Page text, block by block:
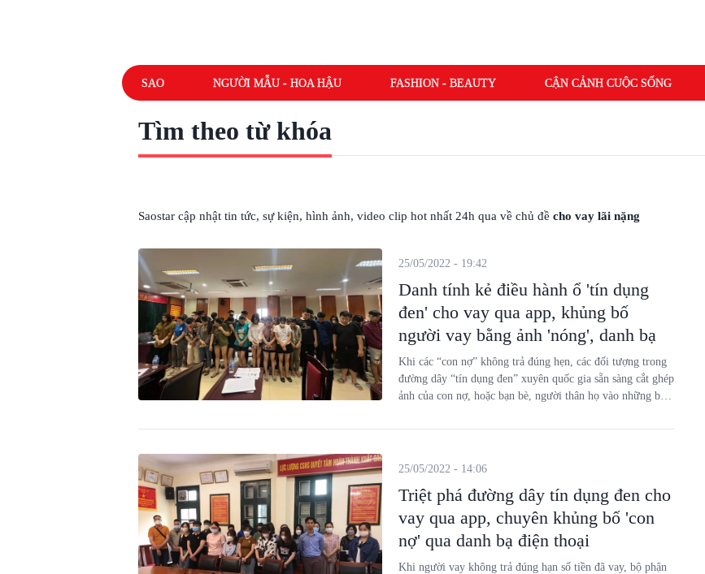
SAO NGƯỜI MẪU - HOA HẬU FASHION - BEAUTY CẬN CẢNH CUỘC SỐNG
Tìm theo từ khóa
Saostar cập nhật tin tức, sự kiện, hình ảnh, video clip hot nhất 24h qua về chủ đề cho vay lãi nặng
Danh tính kẻ điều hành ổ 'tín dụng
đen' cho vay qua app, khủng bố
người vay bằng ảnh 'nóng', danh bạ
25/05/2022 - 19:42
Khi các “con nợ” không trả đúng hẹn, các đối tượng trong
đường dây “tín dụng đen” xuyên quốc gia sẵn sàng cắt ghép
ảnh của con nợ, hoặc bạn bè, người thân họ vào những bức
khiến dư luận vô cùng bức xúc.
Triệt phá đường dây tín dụng đen cho
vay qua app, chuyên khủng bố 'con
nợ' qua danh bạ điện thoại
25/05/2022 - 14:06
Khi người vay không trả đúng hạn số tiền đã vay, bộ phận